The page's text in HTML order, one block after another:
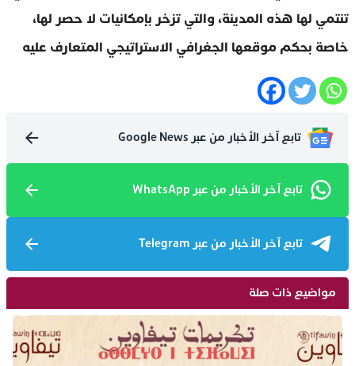
تنتمي لها هذه المدينة، والتي تزخر بإمكانيات لا حصر لها،
خاصة بحكم موقعها الجغرافي الاستراتيجي المتعارف عليه
تابع آخر الأخبار من عبر Google News
تابع آخر الأخبار من عبر WhatsApp
تابع آخر الأخبار من عبر Telegram
مواضيع ذات صلة